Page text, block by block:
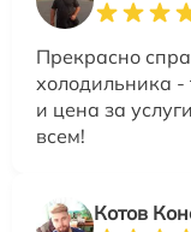
Прекрасно
холодильника -
и цена за
всем!
Котов